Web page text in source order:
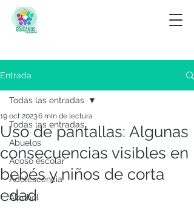
Entrada
Todas las entradas
Abuelos
Acoso escolar
Adolescencia
Alcohol
Todas las entradas
Uso de pantallas: Algunas
consecuencias visibles en
bebés y niños de corta
edad
19 oct 20236 min de lectura